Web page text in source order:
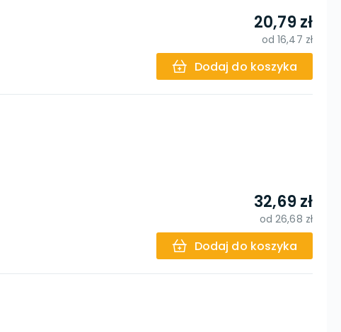
20,79 zł
od16,47 zł
Dodaj do koszyka
32,69 zł
od26,68 zł
Dodaj do koszyka